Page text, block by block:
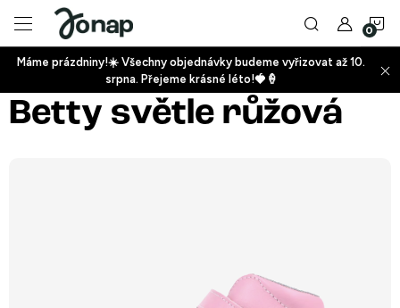
obsah
+
Máme prázdniny!☀️ Všechny objednávky budeme vyřizovat až 10.
srpna. Přejeme krásné léto!🍓🍦
Betty světle růžová